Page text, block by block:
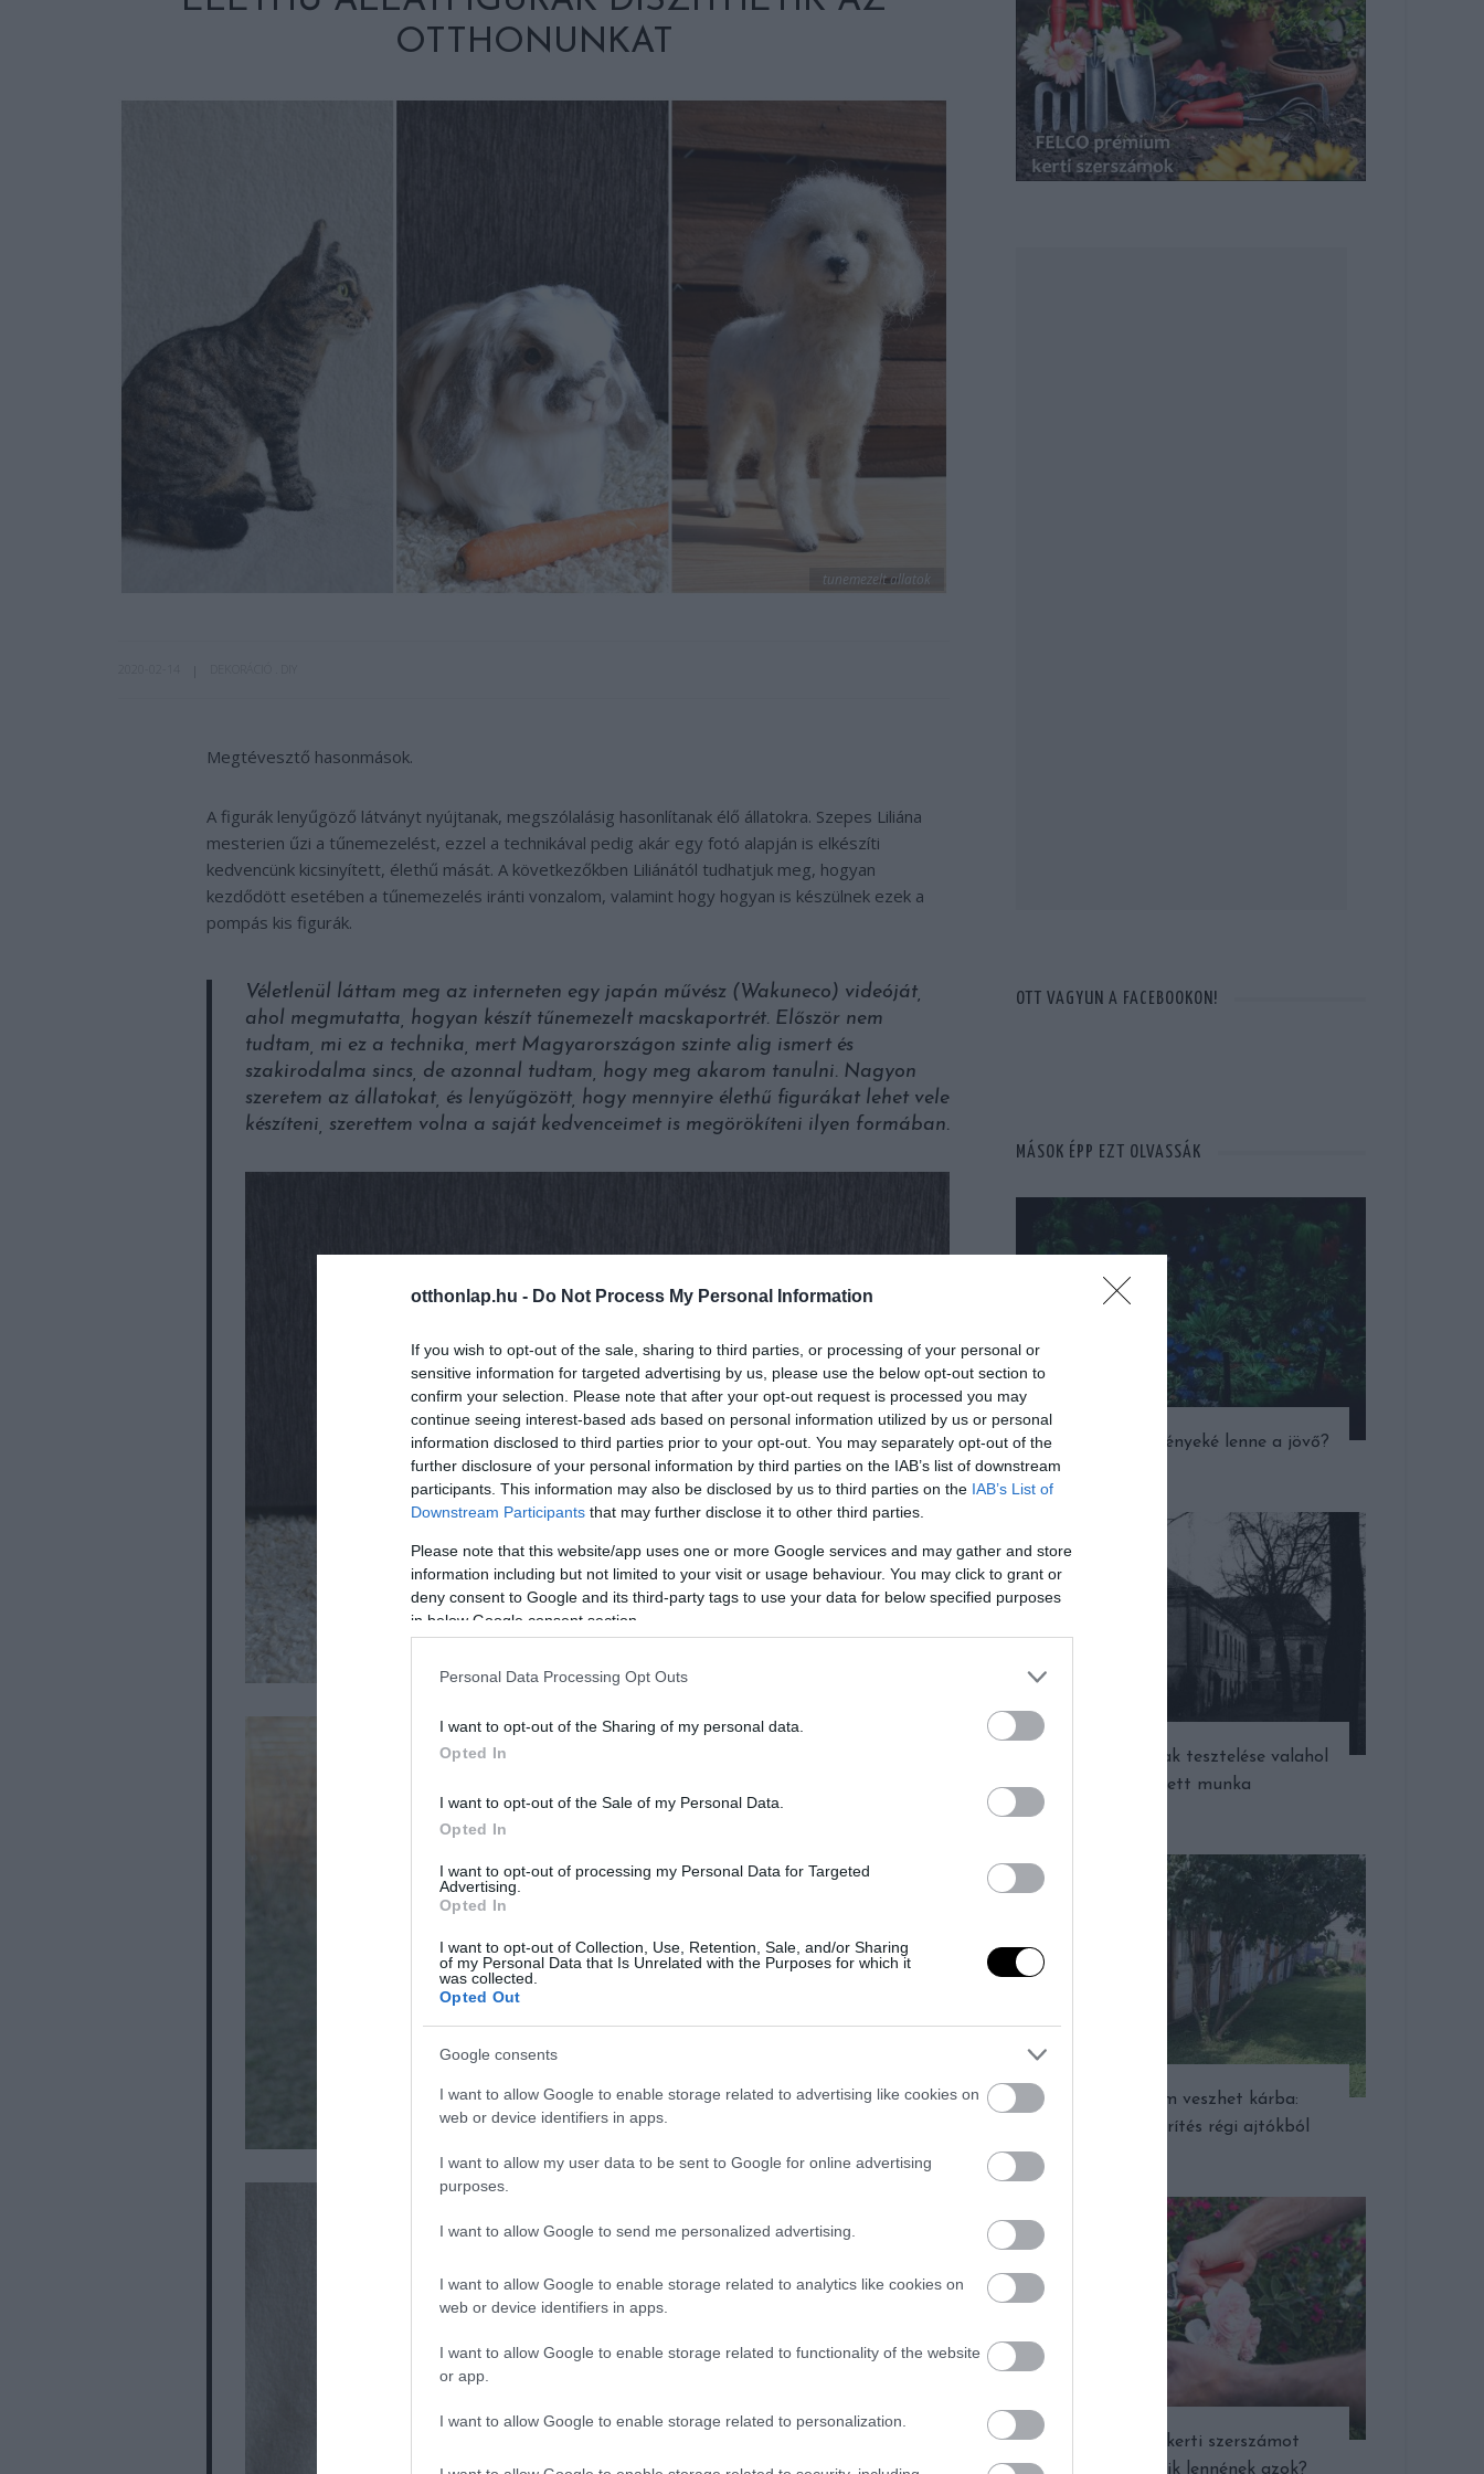
otthonlap.hu - Do Not Process My Personal Information
If you wish to opt-out of the sale, sharing to third parties, or processing of your personal or
sensitive information for targeted advertising by us, please use the below opt-out section to
confirm your selection. Please note that after your opt-out request is processed you may
continue seeing interest-based ads based on personal information utilized by us or personal
information disclosed to third parties prior to your opt-out. You may separately opt-out of the
further disclosure of your personal information by third parties on the IAB’s list of downstream
participants. This information may also be disclosed by us to third parties on the IAB’s List of
Downstream Participants that may further disclose it to other third parties.
Please note that this website/app uses one or more Google services and may gather and store
information including but not limited to your visit or usage behaviour. You may click to grant or
deny consent to Google and its third-party tags to use your data for below specified purposes
in below Google consent section.
Personal Data Processing Opt Outs
I want to opt-out of the Sharing of my personal data.
Opted In
I want to opt-out of the Sale of my Personal Data.
Opted In
I want to opt-out of processing my Personal Data for Targeted
Advertising.
Opted In
I want to opt-out of Collection, Use, Retention, Sale, and/or Sharing
of my Personal Data that Is Unrelated with the Purposes for which it
was collected.
Opted Out
Google consents
I want to allow Google to enable storage related to advertising like cookies on
web or device identifiers in apps.
I want to allow my user data to be sent to Google for online advertising
purposes.
I want to allow Google to send me personalized advertising.
I want to allow Google to enable storage related to analytics like cookies on
web or device identifiers in apps.
I want to allow Google to enable storage related to functionality of the website
or app.
I want to allow Google to enable storage related to personalization.
OTTHONUNKAT
tunemezelt allatok
Megtévesztő hasonmások.
A figurák lenyűgöző látványt nyújtanak, megszólalásig hasonlítanak élő állatokra. Szepes Liliána
mesterien űzi a tűnemezelést, ezzel a technikával pedig akár egy fotó alapján is elkészíti
kedvencünk kicsinyített, élethű mását. A következőkben Liliánától tudhatjuk meg, hogyan
kezdődött esetében a tűnemezelés iránti vonzalom, valamint hogy hogyan is készülnek ezek a
pompás kis figurák.
Véletlenül láttam meg az interneten egy japán művész (Wakuneco) videóját,
ahol megmutatta, hogyan készít tűnemezelt macskaportrét. Először nem
tudtam, mi ez a technika, mert Magyarországon szinte alig ismert és
szakirodalma sincs, de azonnal tudtam, hogy meg akarom tanulni. Nagyon
szeretem az állatokat, és lenyűgözött, hogy mennyire élethű figurákat lehet vele
készíteni, szerettem volna a saját kedvenceimet is megörökíteni ilyen formában.
OTT VAGYUN A FACEBOOKON!
MÁSOK ÉPP EZT OLVASSÁK
A világító növényeké lenne a jövő?
A kísértetházak tesztelése valahol
fizetett munka
Semmi nem veszhet kárba:
rusztikus kerítés régi ajtókból
Ha csak 3 kerti szerszámot
vehetnél, mik lennének azok?